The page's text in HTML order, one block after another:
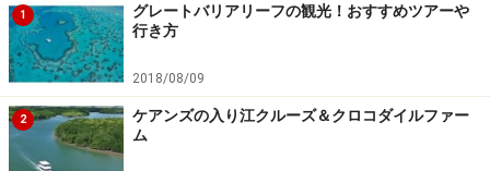
1
グレートバリアリーフの観光！おすすめツアーや
行き方
2018/08/09
2
ケアンズの入り江クルーズ＆クロコダイルファー
ム